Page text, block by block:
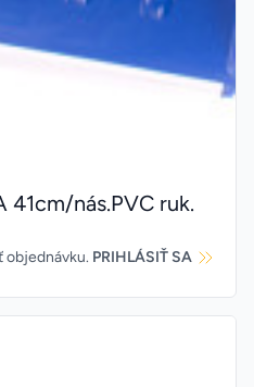
41cm/nás.PVC ruk.
objednávku. PRIHLÁSIŤ SA